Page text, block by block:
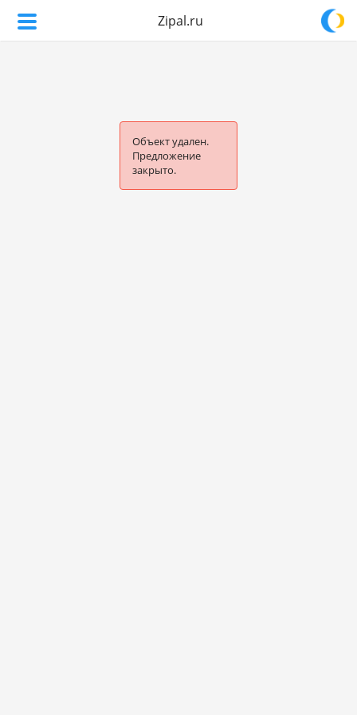
Zipal.ru
Объект удален.
Предложение
закрыто.